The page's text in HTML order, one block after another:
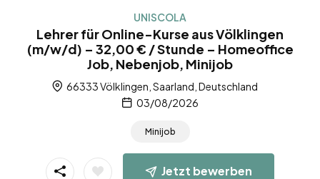
UNISCOLA
Lehrer für Online-Kurse aus Völklingen
(m/w/d) – 32,00 € / Stunde – Homeoffice
Job, Nebenjob, Minijob
66333 Völklingen, Saarland, Deutschland
03/08/2026
Minijob
Jetzt bewerben